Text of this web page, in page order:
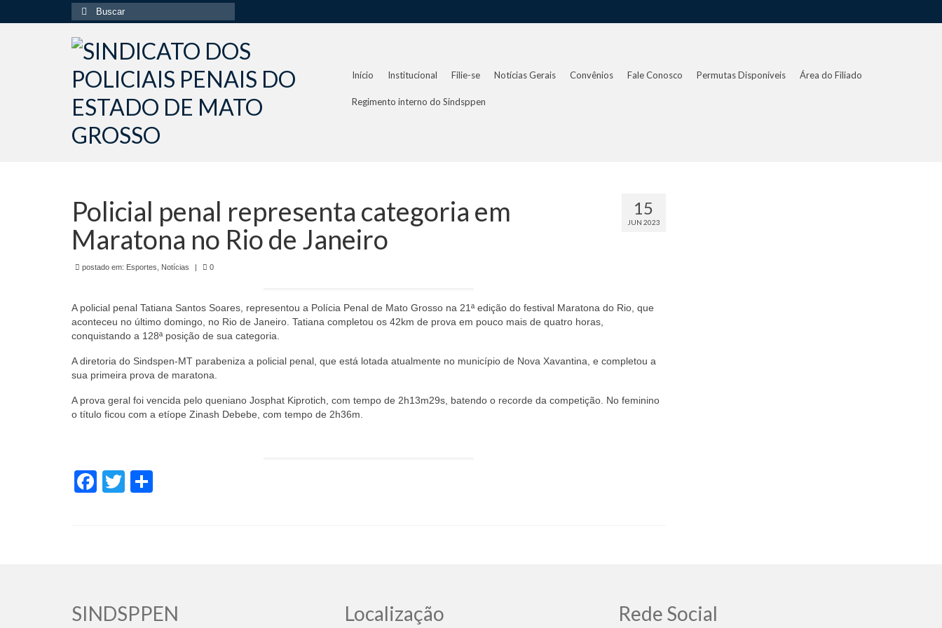
Buscar
por:
Início Institucional Filie-se Notícias Gerais Convênios Fale Conosco Permutas Disponíveis Área do Filiado
Regimento interno do Sindsppen
15
JUN 2023
Policial penal representa categoria em
Maratona no Rio de Janeiro
postado em: Esportes Notícias | 0
A policial penal Tatiana Santos Soares, representou a Polícia Penal de Mato Grosso na 21ª edição do festival Maratona do Rio, que
aconteceu no último domingo, no Rio de Janeiro. Tatiana completou os 42km de prova em pouco mais de quatro horas,
conquistando a 128ª posição de sua categoria.
A diretoria do Sindspen-MT parabeniza a policial penal, que está lotada atualmente no município de Nova Xavantina, e completou a
sua primeira prova de maratona.
A prova geral foi vencida pelo queniano Josphat Kiprotich, com tempo de 2h13m29s, batendo o recorde da competição. No feminino
o título ficou com a etíope Zinash Debebe, com tempo de 2h36m.
Facebook
Twitter
SINDSPPEN Localização Rede Social